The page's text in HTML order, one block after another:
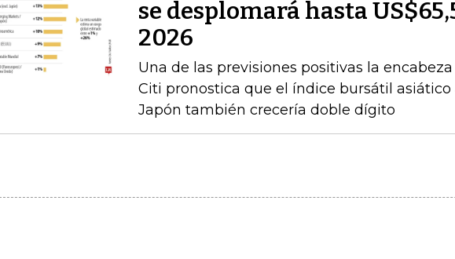
se desplomará hasta
2026
Una de las previsiones positivas la
Citi pronostica que el índice bursátil asiático
Japón también crecería doble dígito